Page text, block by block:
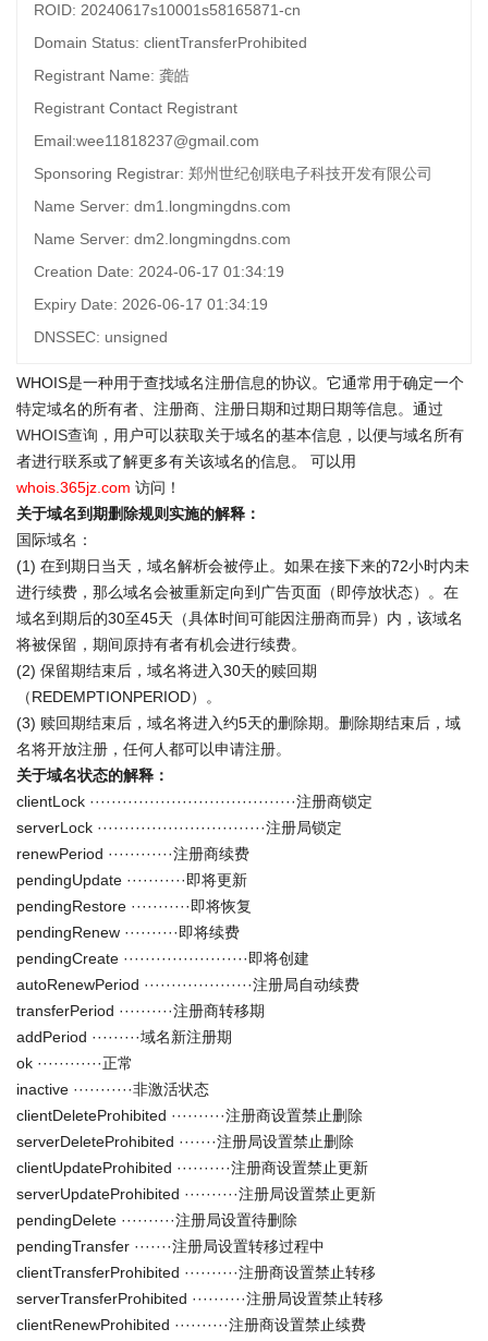
ROID: 20240617s10001s58165871-cn
Domain Status: clientTransferProhibited
Registrant Name: 龚皓
Registrant Contact Registrant
Email:wee11818237@gmail.com
Sponsoring Registrar: 郑州世纪创联电子科技开发有限公司
Name Server: dm1.longmingdns.com
Name Server: dm2.longmingdns.com
Creation Date: 2024-06-17 01:34:19
Expiry Date: 2026-06-17 01:34:19
DNSSEC: unsigned
WHOIS是一种用于查找域名注册信息的协议。它通常用于确定一个
特定域名的所有者、注册商、注册日期和过期日期等信息。通过
WHOIS查询 ，用户可以获取关于域名的基本信息，以便与域名所有
者进行联系或了解更多有关该域名的信息。 可以用
whois.365jz.com 访问！
关于域名到期删除规则实施的解释：
国际域名：
(1) 在到期日当天，域名解析会被停止。如果在接下来的72小时内未
进行续费，那么域名会被重新定向到广告页面（即停放状态）。在
域名到期后的30至45天（具体时间可能因注册商而异）内，该域名
将被保留，期间原持有者有机会进行续费。
(2) 保留期结束后，域名将进入30天的赎回期
（REDEMPTIONPERIOD）。
(3) 赎回期结束后，域名将进入约5天的删除期。删除期结束后，域
名将开放注册，任何人都可以申请注册。
关于域名状态的解释：
clientLock ······································注册商锁定
serverLock ·······························注册局锁定
renewPeriod ············注册商续费
pendingUpdate ···········即将更新
pendingRestore ···········即将恢复
pendingRenew ··········即将续费
pendingCreate ·······················即将创建
autoRenewPeriod ····················注册局自动续费
transferPeriod ··········注册商转移期
addPeriod ·········域名新注册期
ok ············正常
inactive ···········非激活状态
clientDeleteProhibited ··········注册商设置禁止删除
serverDeleteProhibited ·······注册局设置禁止删除
clientUpdateProhibited ··········注册商设置禁止更新
serverUpdateProhibited ··········注册局设置禁止更新
pendingDelete ··········注册局设置待删除
pendingTransfer ·······注册局设置转移过程中
clientTransferProhibited ··········注册商设置禁止转移
serverTransferProhibited ··········注册局设置禁止转移
clientRenewProhibited ··········注册商设置禁止续费